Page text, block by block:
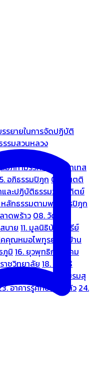
รยายในการจัดปฏิบัติ
รมสวนหลวง
สัมภิทามรรคและจูฬนิทเทส
อภิธรรมปิฎก 06. เนตติ
ละปฏิบัติธรรมวันอาทิตย์
หลักธรรมตามพระไตรปิฎก
าดพร้าว 08. วัด
บาย 11. มูลนิธิบ้านอารีย์
คคุณหมอไพทูรย์
14. บ้าน
ภูมิ 16. ยุวพุทธิกสมาคม
าชวิทยาลัย 18. มูลนิธิ
21. ชมรมสุ
อาคารรู้ศึกษารู้สึกตัว 24.